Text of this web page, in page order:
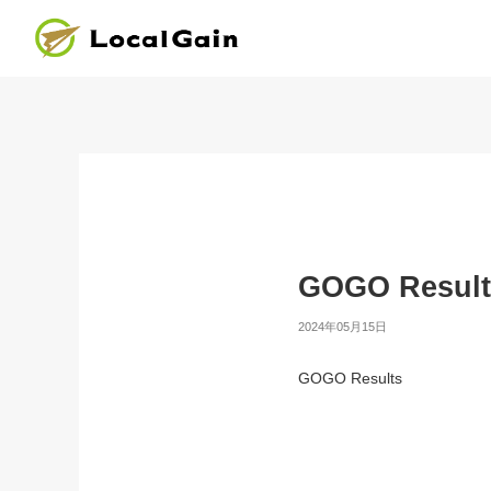
GOGO
2024年05月15日
GOGO Results